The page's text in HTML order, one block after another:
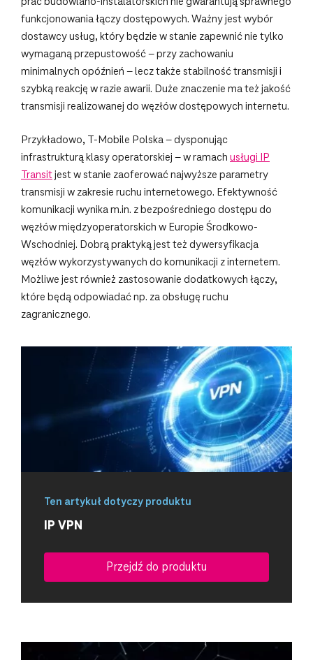
funkcjonowania łączy dostępowych. Ważny jest wybór
dostawcy usług, który będzie w stanie zapewnić nie tylko
wymaganą przepustowość – przy zachowaniu
minimalnych opóźnień – lecz także stabilność transmisji i
szybką reakcję w razie awarii. Duże znaczenie ma też jakość
transmisji realizowanej do węzłów dostępowych internetu.
Przykładowo, T-Mobile Polska – dysponując
infrastrukturą klasy operatorskiej – w ramach usługi IP
Transitjest w stanie zaoferować najwyższe parametry
transmisji w zakresie ruchu internetowego. Efektywność
komunikacji wynika m.in. z bezpośredniego dostępu do
węzłów międzyoperatorskich w Europie Środkowo-
Wschodniej. Dobrą praktyką jest też dywersyfikacja
węzłów wykorzystywanych do komunikacji z internetem.
Możliwe jest również zastosowanie dodatkowych łączy,
które będą odpowiadać np. za obsługę ruchu
zagranicznego.
Ten artykuł dotyczy produktu
IP VPN
Przejdź do produktu